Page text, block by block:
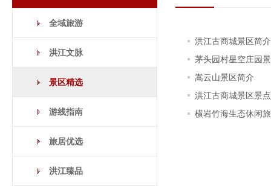
全域旅游
洪江文脉
景区精选
游线指南
旅居优选
洪江臻品
洪江古商城景区简介
茅头园村星空庄园
嵩云山景区简介
洪江古商城景区景
横岩竹海生态休闲